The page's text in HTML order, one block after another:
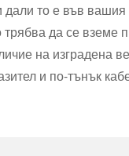
дали то е във
да се вземе
на изградена
и по-тънък